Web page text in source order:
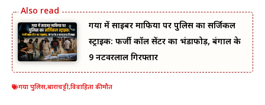
गया में साइबर माफिया पर पुलिस का सर्जिकल
स्ट्राइक: फर्जी कॉल सेंटर का भंडाफोड़, बंगाल के
9 नटवरलाल गिरफ्तार
गया पुलिस,बाराचट्टी,विवाहिता की मौत